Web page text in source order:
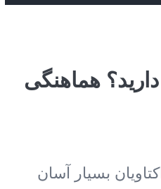
هماهنگی
بسیار آسان